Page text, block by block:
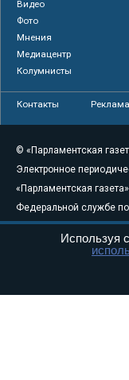
Видео
Фото
Мнения
Медиацентр
Колумнисты
Контакты Реклама
© «Парламентская
Электронное
«Парламентская
Федеральной службе
связи, информационных
массовых
Свидетельство о
Используя